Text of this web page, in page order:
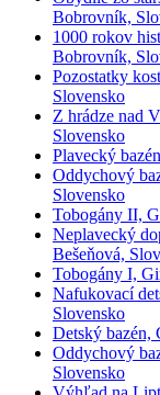
Bobrovník,
1000 rokov
Bobrovník,
Pozostatky
Slovensko
Z hrádze nad
Slovensko
Plavecký
Oddychový
Slovensko
Tobogány II,
Neplavecký
Bešeňová,
Tobogány I,
Nafukovací
Slovensko
Detský bazén,
Oddychový
Slovensko